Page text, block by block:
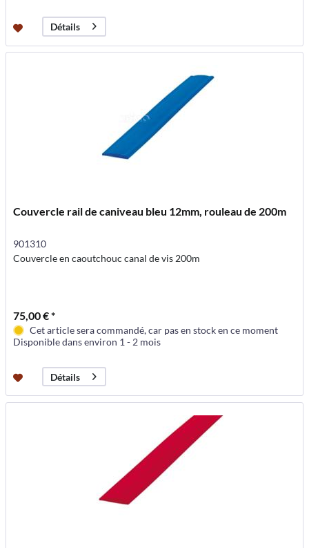
Détails
Couvercle rail de caniveau bleu 12mm, rouleau de 200m
901310
Couvercle en caoutchouc canal de vis 200m
75,00 € *
Cet article sera commandé, car pas en stock en ce moment
Disponible dans environ 1 - 2 mois
Détails